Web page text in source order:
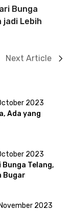
Bunga
jadi Lebih
Next Article
2023
Ada yang
2023
Telang,
Bugar
2023